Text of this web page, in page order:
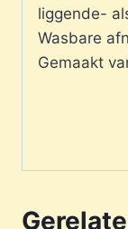
liggende-
Wasbare
Gemaakt